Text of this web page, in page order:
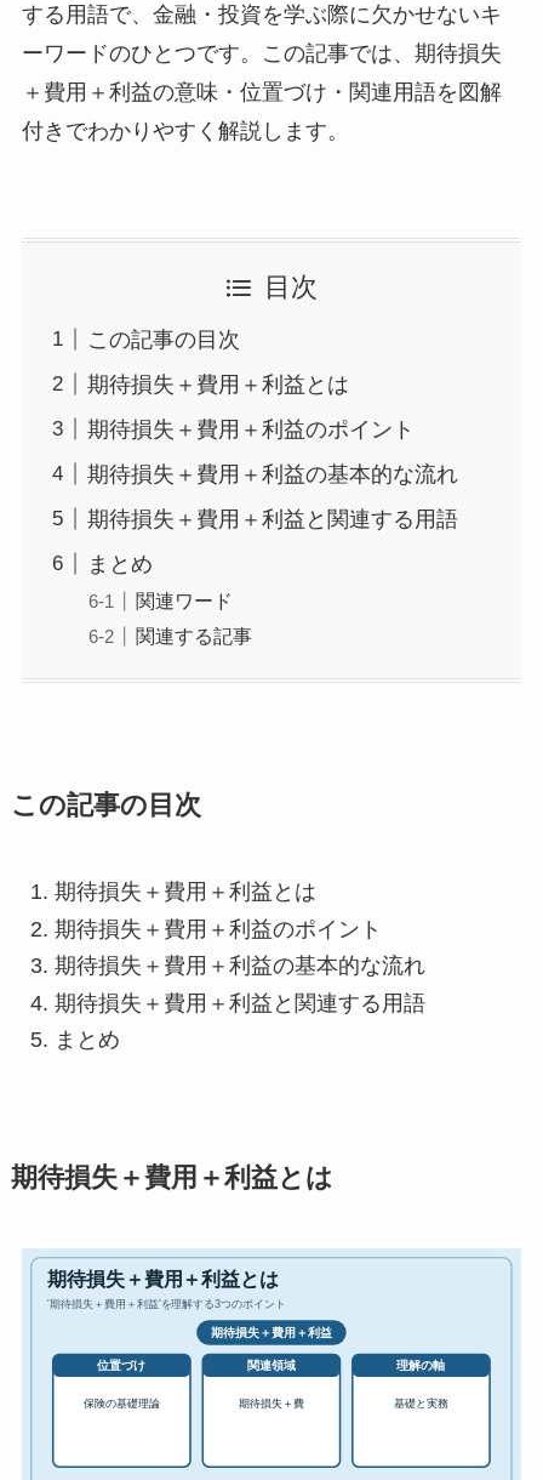
する用語で、金融・投資を学ぶ際に欠かせないキ
ーワードのひとつです。この記事では、期待損失
＋費用＋利益の意味・位置づけ・関連用語を図解
付きでわかりやすく解説します。
目次
この記事の目次
期待損失＋費用＋利益とは
期待損失＋費用＋利益のポイント
期待損失＋費用＋利益の基本的な流れ
期待損失＋費用＋利益と関連する用語
まとめ
関連ワード
関連する記事
この記事の目次
期待損失＋費用＋利益とは
期待損失＋費用＋利益のポイント
期待損失＋費用＋利益の基本的な流れ
期待損失＋費用＋利益と関連する用語
まとめ
期待損失＋費用＋利益とは